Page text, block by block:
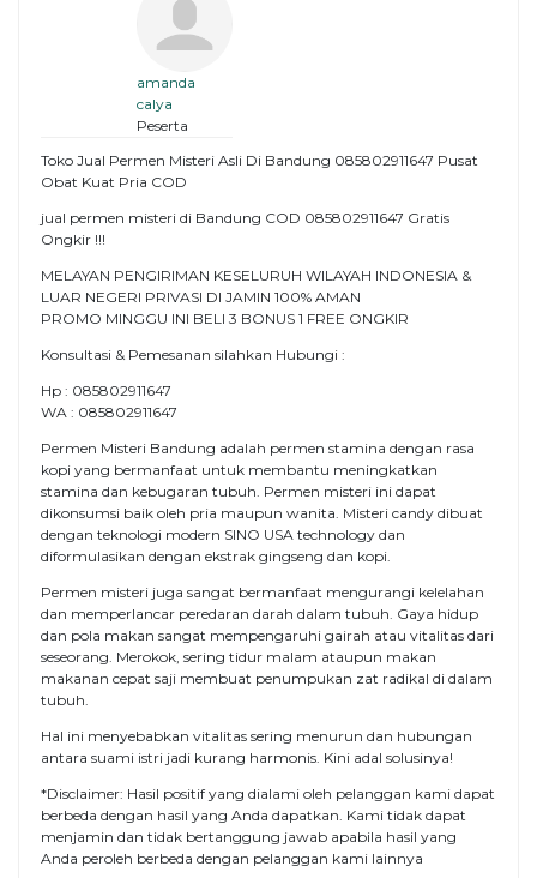
amanda
calya
Peserta
Toko Jual Permen Misteri Asli Di Bandung 085802911647 Pusat
Obat Kuat Pria COD
jual permen misteri di Bandung COD 085802911647 Gratis
Ongkir !!!
MELAYAN PENGIRIMAN KESELURUH WILAYAH INDONESIA &
LUAR NEGERI PRIVASI DI JAMIN 100% AMAN
PROMO MINGGU INI BELI 3 BONUS 1 FREE ONGKIR
Konsultasi & Pemesanan silahkan Hubungi :
Hp : 085802911647
WA : 085802911647
Permen Misteri Bandung adalah permen stamina dengan rasa
kopi yang bermanfaat untuk membantu meningkatkan
stamina dan kebugaran tubuh. Permen misteri ini dapat
dikonsumsi baik oleh pria maupun wanita. Misteri candy dibuat
dengan teknologi modern SINO USA technology dan
diformulasikan dengan ekstrak gingseng dan kopi.
Permen misteri juga sangat bermanfaat mengurangi kelelahan
dan memperlancar peredaran darah dalam tubuh. Gaya hidup
dan pola makan sangat mempengaruhi gairah atau vitalitas dari
seseorang. Merokok, sering tidur malam ataupun makan
makanan cepat saji membuat penumpukan zat radikal di dalam
tubuh.
Hal ini menyebabkan vitalitas sering menurun dan hubungan
antara suami istri jadi kurang harmonis. Kini adal solusinya!
*Disclaimer: Hasil positif yang dialami oleh pelanggan kami dapat
berbeda dengan hasil yang Anda dapatkan. Kami tidak dapat
menjamin dan tidak bertanggung jawab apabila hasil yang
Anda peroleh berbeda dengan pelanggan kami lainnya